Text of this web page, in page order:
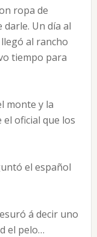
ropa de
Un día al
al rancho
tiempo para
monte y la
oficial que los
el español
á decir uno
el pelo…